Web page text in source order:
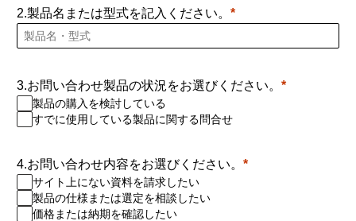
2.製品名または型式を記入ください。
3.お問い合わせ製品の状況をお選びください。
製品の購入を検討している
すでに使用している製品に関する問合せ
4.お問い合わせ内容をお選びください。
サイト上にない資料を請求したい
製品の仕様または選定を相談したい
価格または納期を確認したい